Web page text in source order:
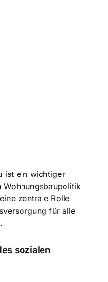
ist ein wichtiger
Wohnungsbaupolitik
zentrale Rolle
für alle
sozialen